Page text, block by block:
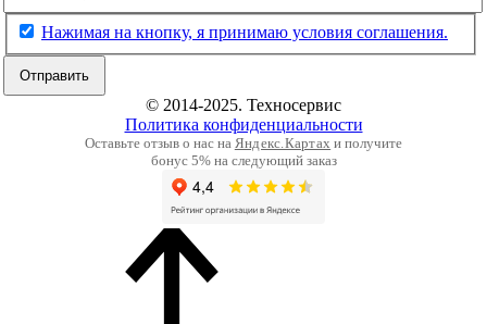
Нажимая на кнопку, я принимаю условия соглашения.
Отправить
© 2014-2025. Техносервис
Политика конфиденциальности
Оставьте отзыв о нас на Яндекс.Картах и получите
бонус 5% на следующий заказ